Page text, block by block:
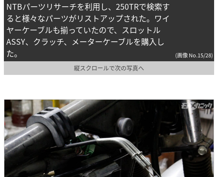
NTBパーツリサーチを利用し、250TRで検索す
ると様々なパーツがリストアップされた。ワイ
ヤーケーブルも揃っていたので、スロットル
ASSY、クラッチ、メーターケーブルを購入し
た。
(画像 No.15/28)
縦スクロールで次の写真へ